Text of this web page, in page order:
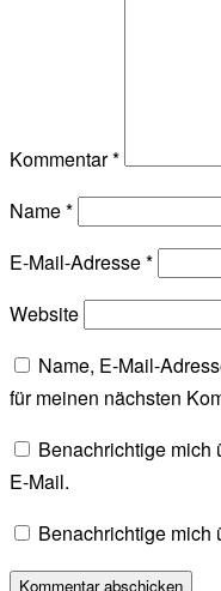
Kommentar*
Name*
E-Mail-Adresse*
Website
Name, E-Mail-
für meinen nächsten
Benachrichtige mich
E-Mail.
Benachrichtige mich